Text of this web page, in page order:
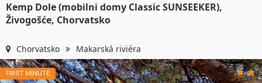
Kemp Dole (mobilni domy Classic SUNSEEKER),
Živogošće, Chorvatsko
Chorvatsko Makarská riviéra
FIRST MINUTE